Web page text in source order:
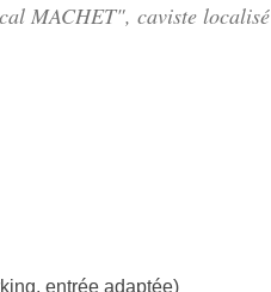
MACHET", caviste localisé
entrée adaptée)